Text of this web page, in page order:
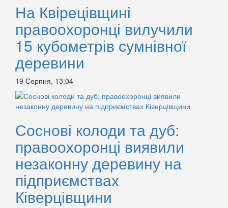
На Квірецівщині
правоохоронці вилучили
15 кубометрів сумнівної
деревини
19 Серпня, 13:04
Соснові колоди та дуб:
правоохоронці виявили
незаконну деревину на
підприємствах
Ківерцівщини